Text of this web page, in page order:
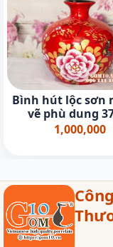
Bình hút lộc sơn
vẽ phù dung
1,000,000